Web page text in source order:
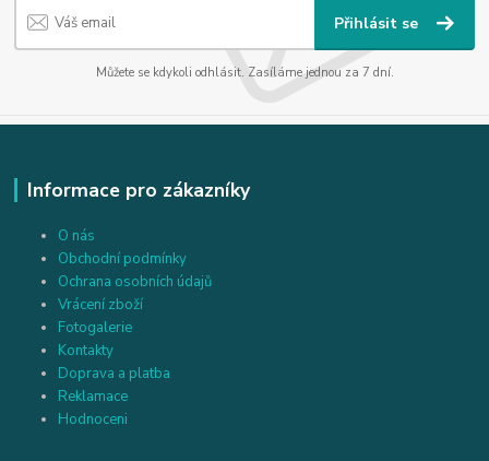
Přihlásit se
Můžete se kdykoli odhlásit. Zasíláme jednou za 7 dní.
Informace pro zákazníky
O nás
Obchodní podmínky
Ochrana osobních údajů
Vrácení zboží
Fotogalerie
Kontakty
Doprava a platba
Reklamace
Hodnoceni